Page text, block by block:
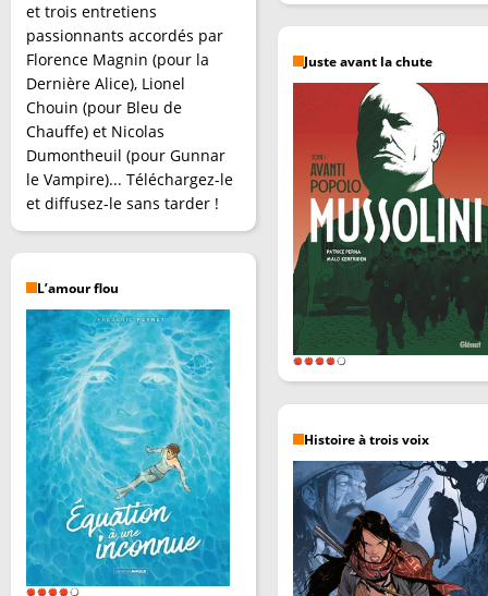
et trois entretiens
passionnants accordés par
Florence Magnin (pour la
Dernière Alice), Lionel
Chouin (pour Bleu de
Chauffe) et Nicolas
Dumontheuil (pour Gunnar
le Vampire)... Téléchargez-le
et diffusez-le sans tarder !
L’amour flou
Juste avant la chute
Histoire à trois voix